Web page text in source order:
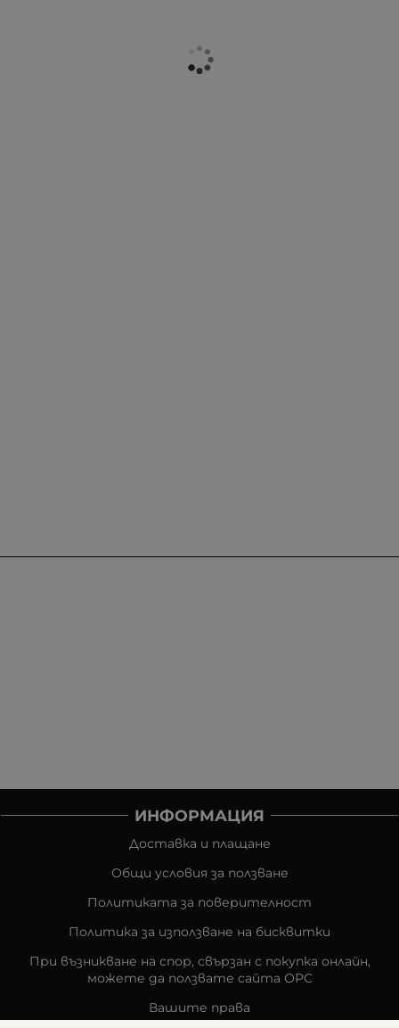
ИНФОРМАЦИЯ
Доставка и плащане
Общи условия за ползване
Политиката за поверителност
Политика за използване на бисквитки
При възникване на спор, свързан с покупка онлайн,
можете да ползвате сайта ОРС
Вашите права